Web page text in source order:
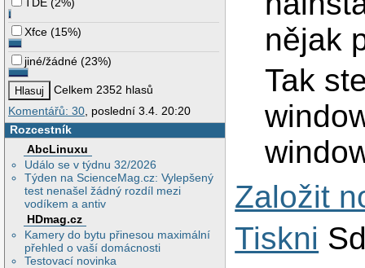
Xfce (15%)
jiné/žádné (23%)
Celkem 2352 hlasů
Komentářů: 30 , poslední 3.4. 20:20
Rozcestník
AbcLinuxu
Událo se v týdnu 32/2026
Týden na ScienceMag.cz: Vylepšený
test nenašel žádný rozdíl mezi
vodíkem a antiv
HDmag.cz
Kamery do bytu přinesou maximální
přehled o vaší domácnosti
Testovací novinka
nějak
Tak
Založit
Tiskni